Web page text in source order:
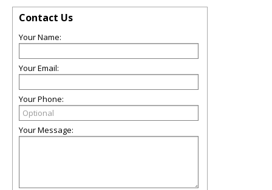
Contact Us
Your Name:
Your Email:
Your Phone:
Your Message: